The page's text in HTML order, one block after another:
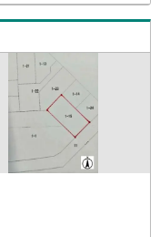
ります。ぜひご家族そ
午前9時00分～午後6時
はお電話でのお問い合
右下の電話ボタンをタ
さい。